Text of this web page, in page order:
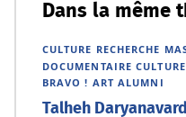
Dans la même
CULTURE RECHERCHE
DOCUMENTAIRE CULTURE
BRAVO ! ART ALUMNI
Talheh